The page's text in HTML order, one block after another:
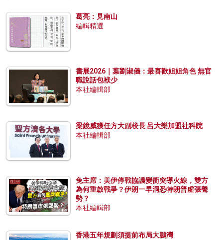
葛亮：見南山
編輯精選
書展2026｜葉劉淑儀：最喜歡姐姐角色 無官
職說話包袱少
本社編輯部
梁鏡威獲任方大副校長 呂大樂加盟社科院
本社編輯部
兔主席：美伊停戰協議變衝突導火線，雙方
為何重啟戰爭？伊朗一早洞悉特朗普虛張聲
勢？
本社編輯部
香港五年規劃須提前布局大鵬灣